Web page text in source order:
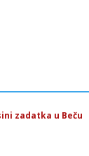
zadatka u Beču